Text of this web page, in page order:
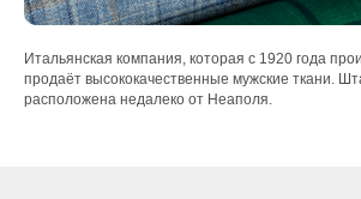
Итальянская компания, которая с 1920 года
продаёт высококачественные мужские ткани.
расположена недалеко от Неаполя.